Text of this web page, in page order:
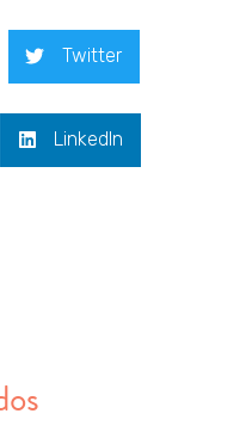
Twitter
LinkedIn